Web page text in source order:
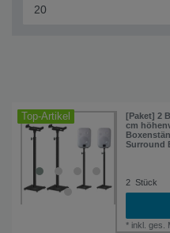
Top-Artikel
[Paket] 2
cm
Surround
2 Stück
* inkl. ges.